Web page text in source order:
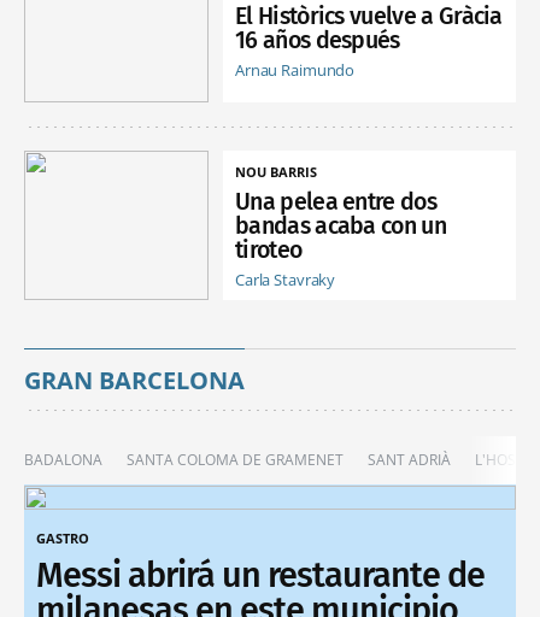
El Històrics vuelve a Gràcia
16 años después
Arnau Raimundo
NOU BARRIS
Una pelea entre dos
bandas acaba con un
tiroteo
Carla Stavraky
GRAN BARCELONA
BADALONA SANTA COLOMA DE GRAMENET SANT ADRIÀ
GASTRO
Messi abrirá un restaurante de